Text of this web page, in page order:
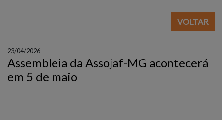
VOLTAR
23/04/2026
Assembleia da Assojaf-MG acontecerá
em 5 de maio